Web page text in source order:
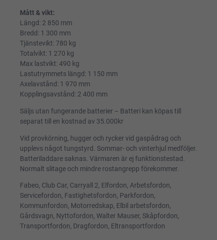
Mått & vikt:
Längd: 2 850 mm
Bredd: 1 300 mm
Tjänstevikt: 780 kg
Totalvikt: 1 270 kg
Max lastvikt: 490 kg
Lastutrymmets längd: 1 150 mm
Axelavstånd: 1 970 mm
Kopplingsavstånd: 2 400 mm
Säljs utan fungerande batterier – Batteri kan köpas till
separat till en kostnad av 35.000kr
Vid provkörning, hugger och rycker vid gaspådrag och
upplevs något tungstyrd. Sommar- och vinterhjul medföljer.
Batteriladdare saknas. Värmaren är ej funktionstestad.
Normalt slitage och mindre rostangrepp förekommer.
Fabeo, Club Car, Carryall 2, Elfordon, Arbetsfordon,
Servicefordon, Fastighetsfordon, Parkfordon,
Kommunfordon, Motorredskap, Elbil arbetsfordon,
Gårdsvagn, Nyttofordon, Walter Mauser, Skåpfordon,
Transportfordon, Dragfordon, Eltransportfordon